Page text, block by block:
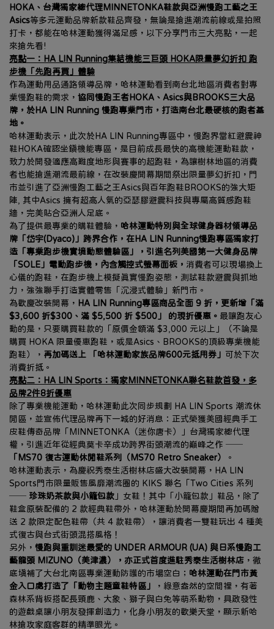
HOKA、台灣獨家總代理MINNETONKA鞋款與亞洲慢跑工藝之王
Asics等多元運動品牌新款鞋品齊發，無論是搶進潮流前線或是拍照
打卡，都能在哈林運動獲得滿足感，以下分享門市三大亮點，一起
來搶先看!
亮點一：HA LIN Running集結機能三巨頭 HOKA限量夢幻折扣 跑
步機「先跑再買」體驗
作為運動用品通路領導品牌，哈林運動看到南台北地區消費者對專
業慢跑鞋的需求， 協同慢跑王者HOKA、Asics與BROOKS三大品
牌，於HA LIN Running 慢跑專業門市，打造南台北最硬核的跑者基
地。
哈林運動表示，此次於HA LIN Running專區中，慢跑界當紅避震神
鞋HOKA確認坐鎮機能專區，是目前成長最快的高機能運動鞋款，
致力於開發適應高難度地形與賽事的超跑鞋，為讓樹林地區的消費
者也能搶進潮流最前線，在改裝慶開幕期間祭出限量夢幻折扣，門
市並引進了亞洲慢跑工藝之王Asics與百年跑鞋BROOKS的強大矩
陣, 其中Asics 擁有超高人氣的亞瑟膠避震科技與專屬高質感跑鞋
牆，完美貼合亞洲人足底。
為了提供最專業的購鞋體驗， 哈林運動特別與全球健身器材領導品
牌「岱宇(Dyaco)」跨界合作，在HA LIN Running慢跑專區獨家打
造「專業跑步機實境動態體驗區」，引進名列美國第一大健身品牌
「SOLE」電動跑步機，內含觸控式螢幕面板， 消費者可以現場換上
心儀的跑鞋，在跑步機上模擬真實慢跑姿態，測試鞋款避震與抓地
力，強強聯手打造實體零售「沉浸式體驗」新門市。
為歡慶改裝開幕， HA LIN Running專區商品全面 9 折，更新增「滿
$3,600 折$300、滿 $5,500 折 $500」 的現折優惠。 最讓跑友心
動的是，只要購買鞋款的「原價金額滿 $3,000 元以上」（不論是
購買 HOKA 限量優惠跑鞋，或是Asics、BROOKS的頂級專業機能
跑鞋）， 再加碼送上 「哈林運動家族品牌600元抵用券」 可於下次
消費折抵。
亮點二：HA LIN Sports：獨家MINNETONKA聯名鞋款首發，多
品牌2件8折優惠
除了專業機能運動，哈林運動此次同步規劃 HA LIN Sports 潮流休
閒區，並宣佈代理品牌再下一城的好消息：正式榮獲美國經典手工
皮鞋傳奇品牌「MINNETONKA（迷你唐卡）」台灣獨家總代理
「MS70 復古運動休閒鞋系列（MS70 Retro Sneaker）
。
哈林運動表示，為慶祝秀泰生活樹林店盛大改裝開幕，HA LIN
Sports門市限量販售風靡潮流圈的 KIKS 聯名「Two Cities 系列
── 珍珠奶茶款與小籠包款 」女鞋！其中「小籠包款」鞋品，除了
鞋盒原裝配備的 2 款經典鞋帶外，哈林運動於開幕慶期間再加碼贈
送 2 款限定配色鞋帶（共 4 款鞋帶），讓消費者一雙鞋玩出 4 種美
式復古與台式街頭混搭風格！
另外， 慢跑與重訓迷最愛的 UNDER ARMOUR (UA) 與日系慢跑工
藝龍頭 MIZUNO（美津濃），亦正式首度進駐秀泰生活樹林店 ，徹
底填補了大台北南區專業運動防護的市場空白； 哈林運動在門市黃
金入口處打造了「動物主題童鞋特區」
，綠意盎然的空間裡，有著
森林系背板搭配長頸鹿、大象、獅子與白兔等萌系動物，具啟發性
的遊戲桌讓小朋友發揮創造力，化身小朋友的歡樂天堂，顯示新哈
林搶攻家庭客群的精準眼光。